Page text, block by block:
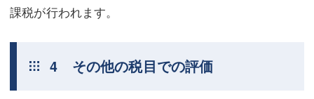
課税が行われます。
4 その他の税目での評価